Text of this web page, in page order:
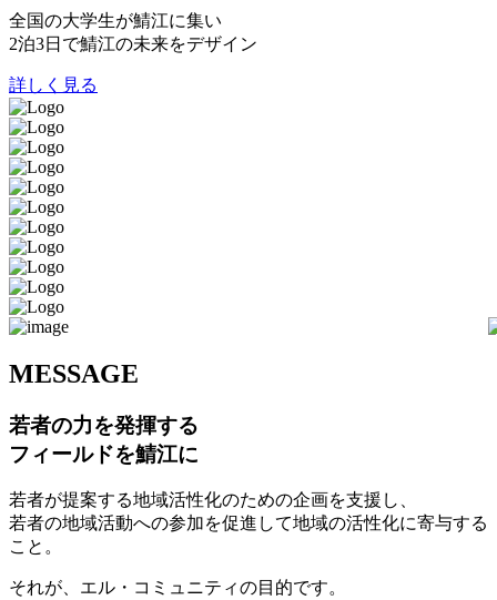
全国の大学生が鯖江に集い
2泊3日で鯖江の未来をデザイン
詳しく見る
MESSAGE
若者の力を発揮する
フィールドを鯖江に
若者が提案する地域活性化のための企画を支援し、
若者の地域活動への参加を促進して地域の活性化に寄与する
こと。
それが、エル・コミュニティの目的です。